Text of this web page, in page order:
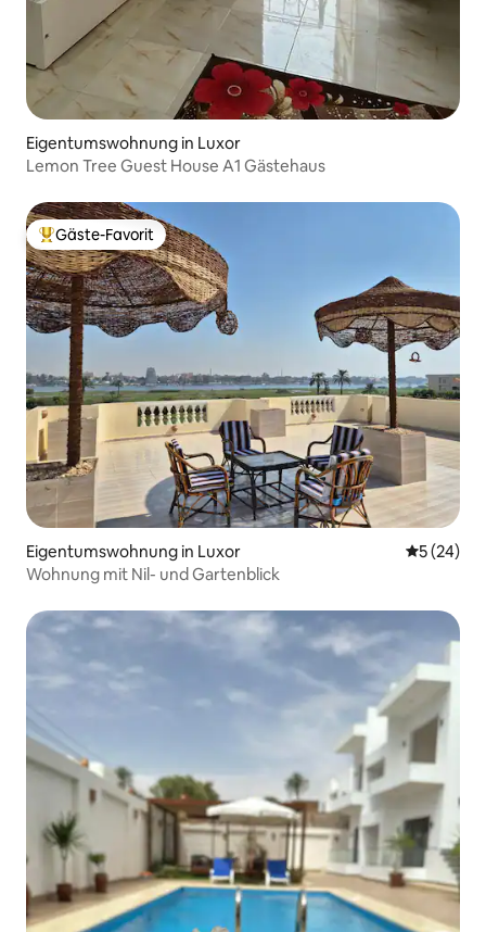
Eigentumswohnung in Luxor
Lemon Tree Guest House A1 Gästehaus
Beliebter Gäste-Favorit.
Gäste-Favorit
Eigentumswohnung in Luxor
5 (24)
Wohnung mit Nil- und Gartenblick